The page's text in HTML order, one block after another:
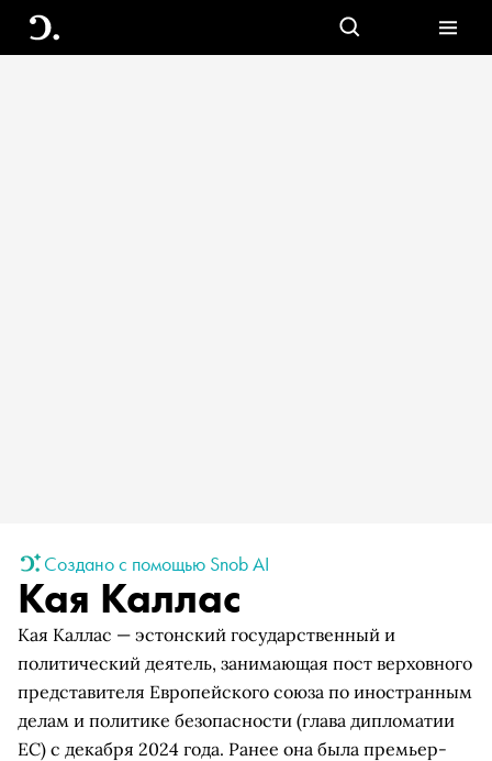
Создано с помощью Snob AI
Кая Каллас
Кая Каллас — эстонский государственный и
политический деятель, занимающая пост верховного
представителя Европейского союза по иностранным
делам и политике безопасности (глава дипломатии
ЕС) с декабря 2024 года. Ранее она была премьер-